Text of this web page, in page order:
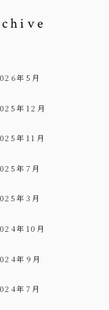
年5月
年12月
年11月
年7月
年3月
年10月
年9月
年7月